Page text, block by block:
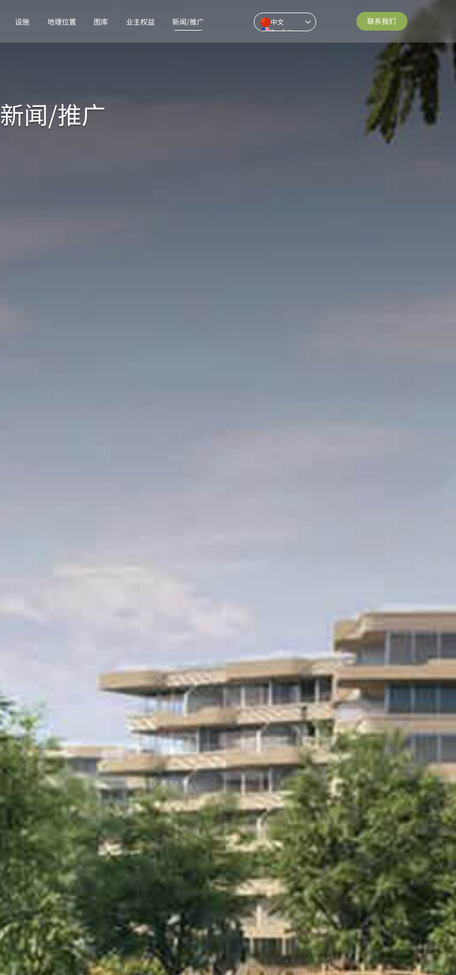
设施 地理位置 图库 业主权益 新闻/推广
中文
English
Pусский
联系我们
新闻/推广